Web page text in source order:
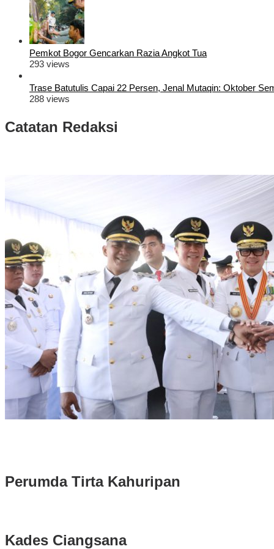
Pemkot Bogor Gencarkan Razia Angkot Tua
293 views
Trase Batutulis Capai 22 Persen, Jenal Mutaqin: Oktober
288 views
Catatan Redaksi
Perumda Tirta Kahuripan
Kades Ciangsana